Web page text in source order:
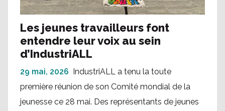
Les jeunes travailleurs font
entendre leur voix au sein
d’IndustriALL
29 mai, 2026 IndustriALL a tenu la toute
première réunion de son Comité mondial de la
jeunesse ce 28 mai. Des représentants de jeunes